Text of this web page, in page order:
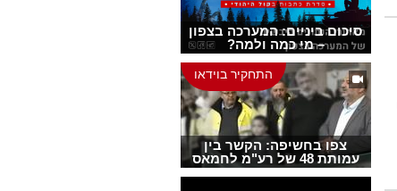
סיכום ביניים: המערכה בצפון
– מי כמה ולמה?
התחקיר בוידאו
צפו בחשיפה: הקשר בין
עמותת 48 של רע"מ לחמאס